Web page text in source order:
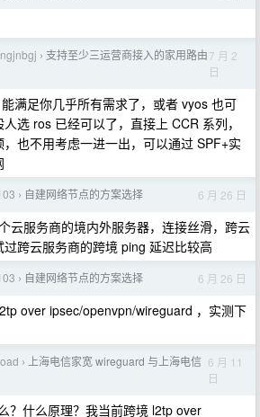
› 支持至少三运营商接入的家用路由7 月 2
日
满足你几乎所有需求了，或者 vyos 也可
选 ros 已经可以了，直接上 CCR 系列，
也不用考虑一进一出，可以通过 SPF+实
› 自建网络节点的方案选择 6 月 26 日
云服务商的境内外服务器，连接丝滑，跨云
跨云服务商的跨境 ping 延迟比较高
› 自建网络节点的方案选择 6 月 26 日
over ipsec/openvpn/wireguard ，实测下
›
上海电信家宽 wireguard 与上海电信 6 月 11
日
？什么原理？我当前跨境 l2tp over